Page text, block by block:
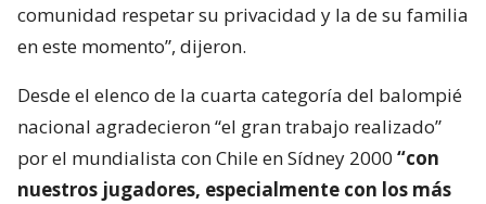
comunidad respetar su privacidad y la de su familia
en este momento”, dijeron.
Desde el elenco de la cuarta categoría del balompié
nacional agradecieron “el gran trabajo realizado”
por el mundialista con Chile en Sídney 2000 “con
nuestros jugadores, especialmente con los más